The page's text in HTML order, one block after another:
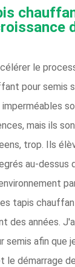
le
pour semis
mais ils
trop. Ils
au-dessus
tapis
des années.
semis afin que
le démarrage